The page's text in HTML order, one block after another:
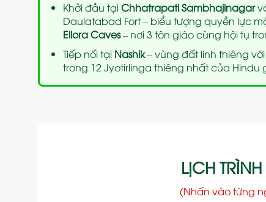
Khởi đầu tạiChhatrapati Sambhajinagar
Daulatabad Fort – biểu tượng quyền lực
Ellora Caves– nơi 3 tôn giáo cùng hội tụ
Tiếp nối tại Nashik– vùng đất linh thiêng với
trong 12 Jyotirlinga thiêng nhất của Hindu
LỊCH TRÌNH
(Nhấn vào từng